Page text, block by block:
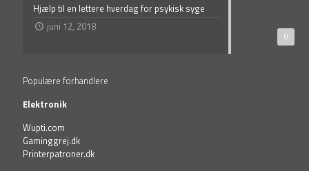
0
Hjælp til en lettere hverdag for psykisk syge
juni 12, 2018
Populære forhandlere
Elektronik
Wupti.com
Gaminggrej.dk
Printerpatroner.dk